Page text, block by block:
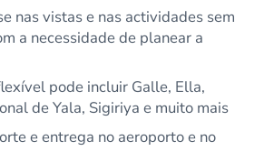
nas vistas e nas actividades sem
a necessidade de planear a
pode incluir Galle, Ella,
de Yala, Sigiriya e muito mais
e entrega no aeroporto e no